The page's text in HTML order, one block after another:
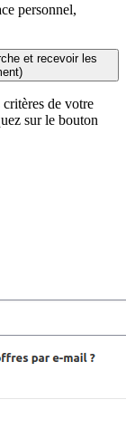
personnel,
et recevoir les
de votre
sur le bouton